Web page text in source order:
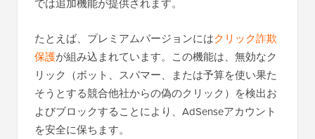
では追加機能が提供されます。
たとえば、プレミアムバージョンにはクリック詐欺
保護が組み込まれています。この機能は、無効なク
リック（ボット、スパマー、または予算を使い果た
そうとする競合他社からの偽のクリック）を検出お
よびブロックすることにより、AdSenseアカウント
を安全に保ちます。